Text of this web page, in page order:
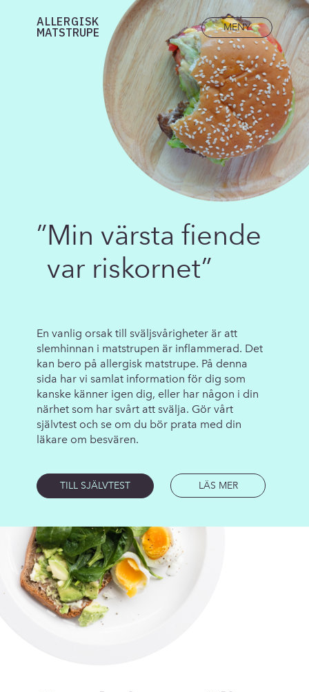
ALLERGISK
MATSTRUPE
MENY
”Min värsta fiende
var riskornet”
En vanlig orsak till sväljsvårigheter är att
slemhinnan i matstrupen är inflammerad. Det
kan bero på allergisk matstrupe. På denna
sida har vi samlat information för dig som
kanske känner igen dig, eller har någon i din
närhet som har svårt att svälja. Gör vårt
självtest och se om du bör prata med din
läkare om besvären.
TILL SJÄLVTEST LÄS MER